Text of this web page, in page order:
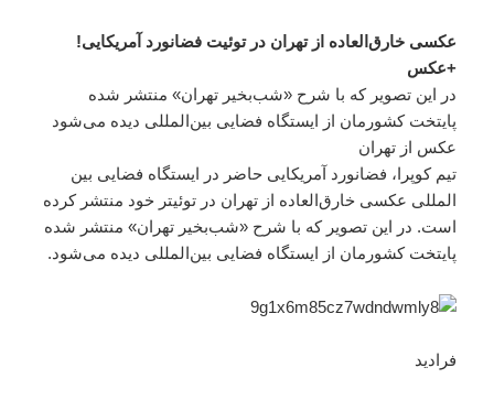
عکسی خارق‌العاده از تهران در توئیت فضانورد آمریکایی!
+عکس
در این تصویر که با شرح «شب‌بخیر تهران» منتشر شده
پایتخت کشورمان از ایستگاه فضایی بین‌المللی دیده می‌شود
عکس از تهران
تیم کوپرا، فضانورد آمریکایی حاضر در ایستگاه فضایی بین
المللی عکسی خارق‌العاده از تهران در توئیتر خود منتشر کرده
است. در این تصویر که با شرح «شب‌بخیر تهران» منتشر شده
پایتخت کشورمان از ایستگاه فضایی بین‌المللی دیده می‌شود.
فرادید